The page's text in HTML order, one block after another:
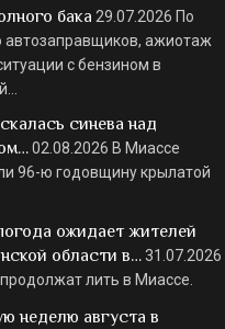
бака 29.07.2026 По
ажиотаж
с бензином в
синева над
02.08.2026 В Миассе
96-ю годовщину крылатой
ожидает жителей
области в…31.07.2026
лить в Миассе.
неделю августа в